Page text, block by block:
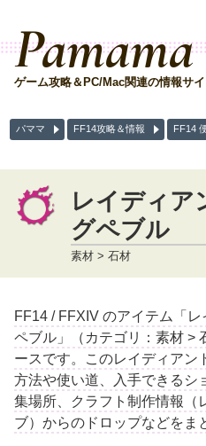
Pamama
ゲーム攻略＆PC/Mac関連の情報サ
パママ FF14攻略＆情報 FF14
レイディア
グペブル
素材 > 石材
FF14 / FFXIV のアイテム「
ペブル」（カテゴリ：素材 >
ースです。このレイディアン
方法や使い道、入手できるシ
集場所、クラフト制作情報（
ブ）からのドロップなどをま